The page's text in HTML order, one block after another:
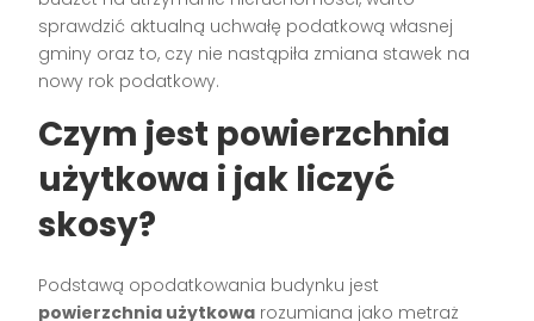
sprawdzić aktualną uchwałę podatkową własnej
gminy oraz to, czy nie nastąpiła zmiana stawek na
nowy rok podatkowy.
Czym jest powierzchnia
użytkowa i jak liczyć
skosy?
Podstawą opodatkowania budynku jest
powierzchnia użytkowa rozumiana jako metraż